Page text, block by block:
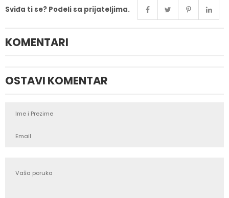
Sviđa ti se? Podeli sa prijateljima.
KOMENTARI
OSTAVI KOMENTAR